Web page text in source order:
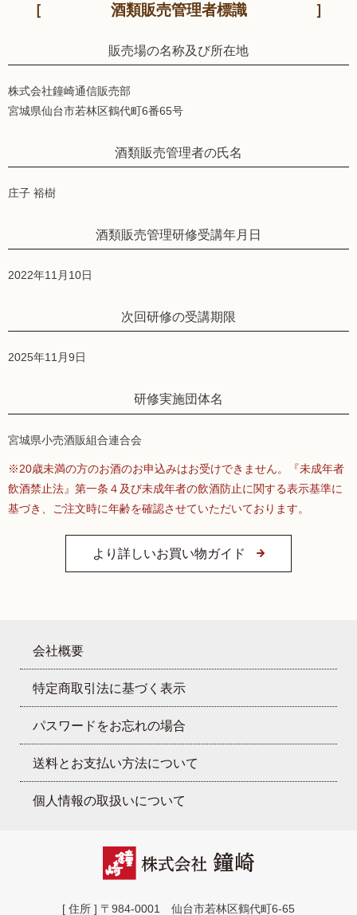
酒類販売管理者標識
販売場の名称及び所在地
株式会社鐘崎通信販売部
宮城県仙台市若林区鶴代町6番65号
酒類販売管理者の氏名
庄子 裕樹
酒類販売管理研修受講年月日
2022年11月10日
次回研修の受講期限
2025年11月9日
研修実施団体名
宮城県小売酒販組合連合会
※20歳未満の方のお酒のお申込みはお受けできません。『未成年者
飲酒禁止法』第一条４及び未成年者の飲酒防止に関する表示基準に
基づき、ご注文時に年齢を確認させていただいております。
より詳しいお買い物ガイド
会社概要
特定商取引法に基づく表示
パスワードをお忘れの場合
送料とお支払い方法について
個人情報の取扱いについて
[ 住所 ] 〒984-0001 仙台市若林区鶴代町6-65